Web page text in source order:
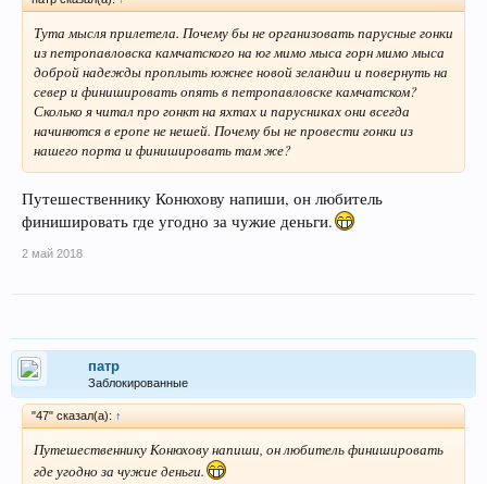
Тута мысля прилетела. Почему бы не организовать парусные гонки
из петропавловска камчатского на юг мимо мыса горн мимо мыса
доброй надежды проплыть южнее новой зеландии и повернуть на
север и финишировать опять в петропавловске камчатском?
Сколько я читал про гонкт на яхтах и парусниках они всегда
начинются в еропе не нешей. Почему бы не провести гонки из
нашего порта и финишировать там же?
Путешественнику Конюхову напиши, он любитель
финишировать где угодно за чужие деньги.
2 май 2018
патр
Заблокированные
"47" сказал(а): ↑
Путешественнику Конюхову напиши, он любитель финишировать
где угодно за чужие деньги.